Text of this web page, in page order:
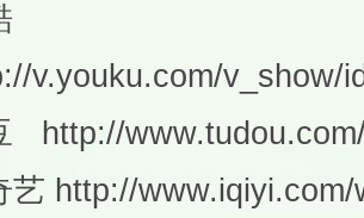
v.youku.com/v_show/
http://
艺 http://